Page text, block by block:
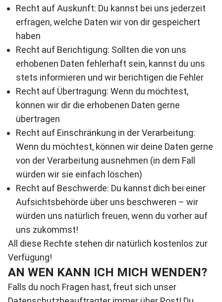
Recht auf Auskunft: Du kannst bei uns jederzeit
erfragen, welche Daten wir von dir gespeichert
haben
Recht auf Berichtigung: Sollten die von uns
erhobenen Daten fehlerhaft sein, kannst du uns
stets informieren und wir berichtigen die Fehler
Recht auf Übertragung: Wenn du möchtest,
können wir dir die erhobenen Daten gerne
übertragen
Recht auf Einschränkung in der Verarbeitung:
Wenn du möchtest, können wir deine Daten gerne
von der Verarbeitung ausnehmen (in dem Fall
würden wir sie einfach löschen)
Recht auf Beschwerde: Du kannst dich bei einer
Aufsichtsbehörde über uns beschweren – wir
würden uns natürlich freuen, wenn du vorher auf
uns zukommst!
All diese Rechte stehen dir natürlich kostenlos zur
Verfügung!
AN WEN KANN ICH MICH WENDEN?
Falls du noch Fragen hast, freut sich unser